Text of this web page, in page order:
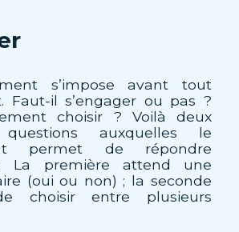
s’impose avant tout
Faut-il s’engager ou pas ?
choisir ? Voilà deux
auxquelles le
permet de répondre
La première attend une
(oui ou non) ; la seconde
choisir entre plusieurs